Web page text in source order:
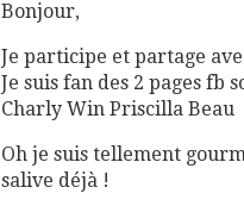
Bonjour,
Je participe et partage
Je suis fan des 2 pages fb
Charly Win Priscilla Beau
Oh je suis tellement
salive déjà !